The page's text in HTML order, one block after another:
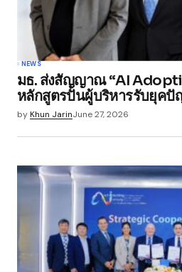
NEWS
มธ. ส่งสัญญาณ “AI
หลักสูตรปั้นผู้บริหารรับยุค
byKhun JarinJune 27, 2026